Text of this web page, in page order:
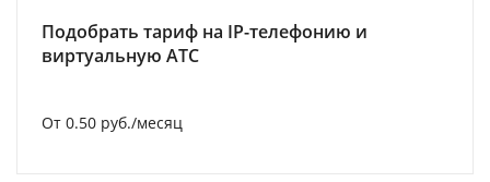
Подобрать тариф на IP-телефонию и
виртуальную АТС
От 0.50 руб./месяц